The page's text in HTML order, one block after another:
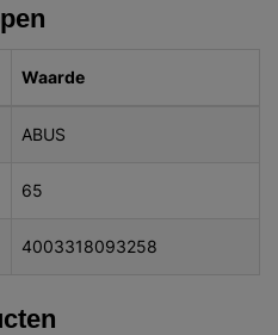
Waarde
ABUS
65
4003318093258